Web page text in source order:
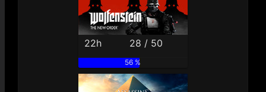
22h 28 / 50
56 %